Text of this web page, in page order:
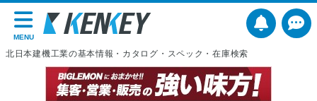
MENU
北日本建機工業の基本情報・カタログ・スペック・在庫検索